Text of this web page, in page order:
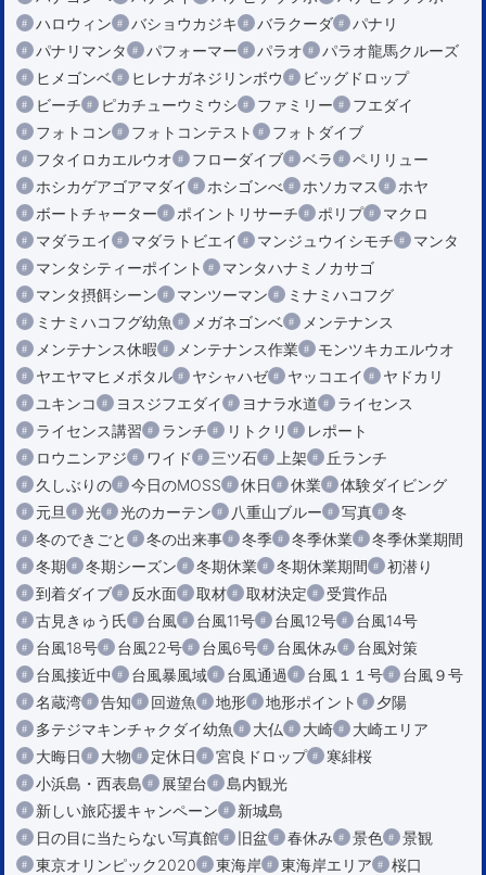
ハロウィン
バショウカジキ バラクーダ
パナリ
パナリマンタ
パフォーマー パラオ
パラオ龍馬クルーズ
ヒメゴンベ
ヒレナガネジリンボウ
ビッグドロップ
ビーチ
ピカチューウミウシ ファミリー
フエダイ
フォトコン
フォトコンテスト
フォトダイブ
フタイロカエルウオ
フローダイブ ベラ
ペリリュー
ホシカゲアゴアマダイ
ホシゴンべ ホソカマス
ホヤ
ボートチャーター
ポイントリサーチ ポリプ
マクロ
マダラエイ
マダラトビエイ マンジュウイシモチ
マンタ
マンタシティーポイント
マンタハナミノカサゴ
マンタ摂餌シーン
マンツーマン
ミナミハコフグ
ミナミハコフグ幼魚
メガネゴンベ
メンテナンス
メンテナンス休暇
メンテナンス作業
モンツキカエルウオ
ヤエヤマヒメボタル
ヤシャハゼ ヤッコエイ
ヤドカリ
ユキンコ
ヨスジフエダイ ヨナラ水道
ライセンス
ライセンス講習
ランチ リトクリ
レポート
ロウニンアジ
ワイド 三ツ石 上架
丘ランチ
久しぶりの
今日のMOSS 休日 休業
体験ダイビング
元旦
光 光のカーテン 八重山ブルー 写真
冬
冬のできごと
冬の出来事 冬季 冬季休業
冬季休業期間
冬期
冬期シーズン 冬期休業 冬期休業期間
初潜り
到着ダイブ
反水面 取材 取材決定
受賞作品
古見きゅう氏
台風 台風11号 台風12号
台風14号
台風18号
台風22号 台風6号 台風休み
台風対策
台風接近中
台風暴風域 台風通過 台風１１号
台風９号
名蔵湾
告知 回遊魚 地形 地形ポイント
夕陽
多テジマキンチャクダイ幼魚
大仏 大崎
大崎エリア
大晦日
大物 定休日 宮良ドロップ
寒緋桜
小浜島・西表島
展望台
島内観光
新しい旅応援キャンペーン
新城島
日の目に当たらない写真館
旧盆 春休み 景色
景観
東京オリンピック2020
東海岸 東海岸エリア
桜口